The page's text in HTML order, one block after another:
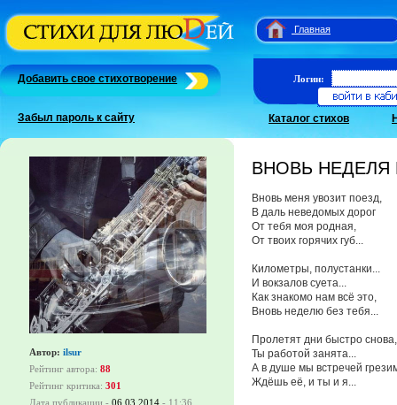
Главная
Добавить свое стихотворение
Забыл пароль к сайту
Логин:
Каталог стихов
Автор: ilsur
Рейтинг автора: 88
Рейтинг критика: 301
Дата публикации - 06.03.2014 - 11:36
ВНОВЬ НЕДЕЛЯ
Вновь меня увозит поезд,
В даль неведомых дорог
От тебя моя родная,
От твоих горячих губ...
Километры, полустанки...
И вокзалов суета...
Как знакомо нам всё это,
Вновь неделю без тебя...
Пролетят дни быстро снова,
Ты работой занята...
А в душе мы встречей
Ждёшь её, и ты и я...